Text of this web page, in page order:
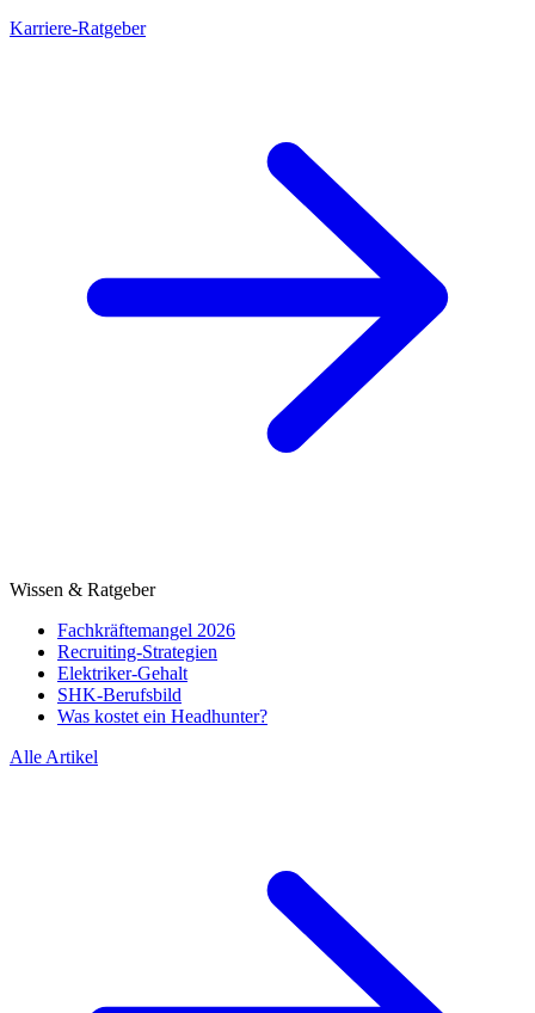
Karriere-Ratgeber
Wissen & Ratgeber
Fachkräftemangel 2026
Recruiting-Strategien
Elektriker-Gehalt
SHK-Berufsbild
Was kostet ein Headhunter?
Alle Artikel